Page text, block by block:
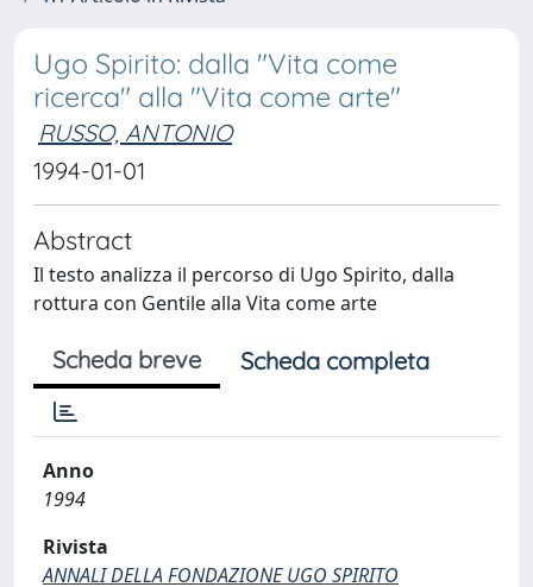
Ugo Spirito: dalla "Vita come
ricerca" alla "Vita come arte"
RUSSO, ANTONIO
1994-01-01
Abstract
Il testo analizza il percorso di Ugo Spirito, dalla
rottura con Gentile alla Vita come arte
Scheda breve Scheda completa
Anno
1994
Rivista
ANNALI DELLA FONDAZIONE UGO SPIRITO